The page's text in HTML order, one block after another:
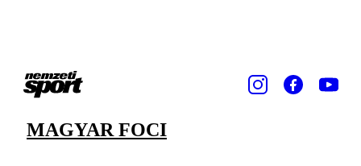
MAGYAR FOCI